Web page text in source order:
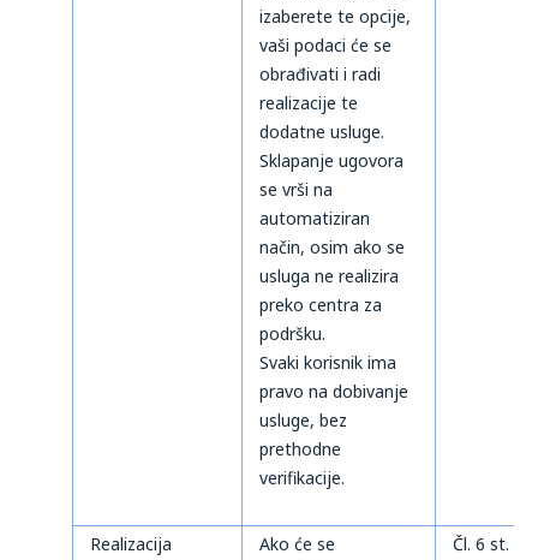
izaberete te opcije,
vaši podaci će se
obrađivati i radi
realizacije te
dodatne usluge.
Sklapanje ugovora
se vrši na
automatiziran
način, osim ako se
usluga ne realizira
preko centra za
podršku.
Svaki korisnik ima
pravo na dobivanje
usluge, bez
prethodne
verifikacije.
Realizacija
Ako će se
Čl. 6 st. 1